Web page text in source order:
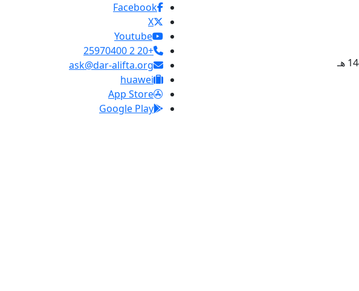
Facebook
X
Youtube
+20 2 25970400
ask@dar-alifta.org
huawei
App Store
Google Play